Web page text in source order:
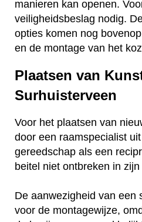
manieren kan openen.
veiligheidsbeslag nodig.
opties komen nog
en de montage van het
Plaatsen van
Surhuisterveen
Voor het plaatsen van
door een raamspecialist
gereedschap als een
beitel niet ontbreken in
De aanwezigheid van een
voor de montagewijze,